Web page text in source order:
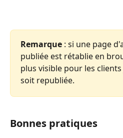
Remarque : si une page
publiée est rétablie en
plus visible pour les
soit republiée.
Bonnes pratiques